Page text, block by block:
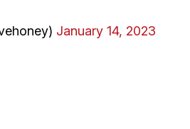
January 14, 2023